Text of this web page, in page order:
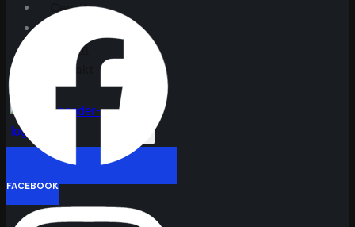
Cenník
Tréneri
Kontakt
FACEBOOK